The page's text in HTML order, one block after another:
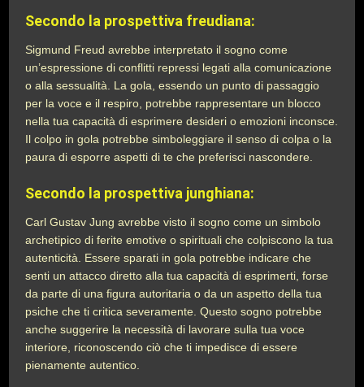
Secondo la prospettiva freudiana:
Sigmund Freud avrebbe interpretato il sogno come
un’espressione di conflitti repressi legati alla comunicazione
o alla sessualità. La gola, essendo un punto di passaggio
per la voce e il respiro, potrebbe rappresentare un blocco
nella tua capacità di esprimere desideri o emozioni inconsce.
Il colpo in gola potrebbe simboleggiare il senso di colpa o la
paura di esporre aspetti di te che preferisci nascondere.
Secondo la prospettiva junghiana:
Carl Gustav Jung avrebbe visto il sogno come un simbolo
archetipico di ferite emotive o spirituali che colpiscono la tua
autenticità. Essere sparati in gola potrebbe indicare che
senti un attacco diretto alla tua capacità di esprimerti, forse
da parte di una figura autoritaria o da un aspetto della tua
psiche che ti critica severamente. Questo sogno potrebbe
anche suggerire la necessità di lavorare sulla tua voce
interiore, riconoscendo ciò che ti impedisce di essere
pienamente autentico.